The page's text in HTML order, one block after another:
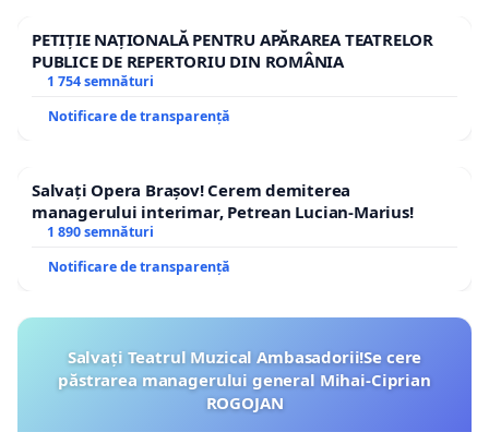
PETIȚIE NAȚIONALĂ PENTRU APĂRAREA TEATRELOR
PUBLICE DE REPERTORIU DIN ROMÂNIA
1 754 semnături
Notificare de transparență
Salvați Opera Brașov! Cerem demiterea
managerului interimar, Petrean Lucian-Marius!
1 890 semnături
Notificare de transparență
Salvați Teatrul Muzical Ambasadorii!Se cere
păstrarea managerului general Mihai-Ciprian
ROGOJAN